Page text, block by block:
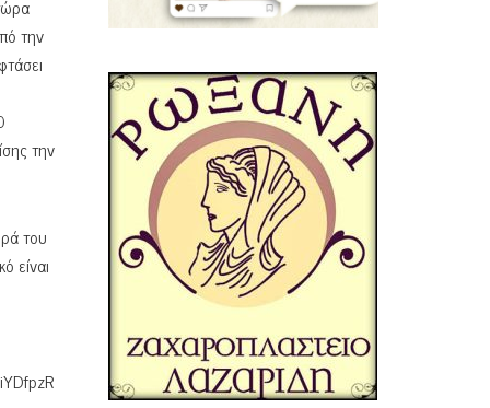
την
την
του
είναι